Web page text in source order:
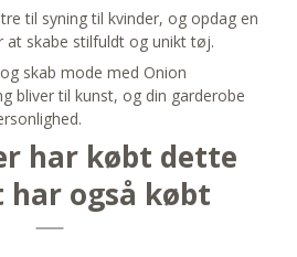
til syning til kvinder, og opdag en
at skabe stilfuldt og unikt tøj.
skab mode med Onion
bliver til kunst, og din garderobe
har købt dette
har også købt